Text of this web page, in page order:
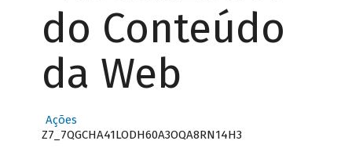
do Conteúdo
da Web
Ações
Z7_7QGCHA41LODH60A3OQA8RN14H3